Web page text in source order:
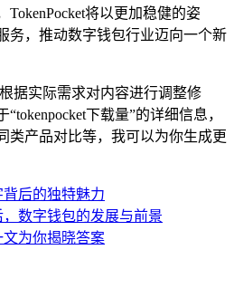
TokenPocket将以更加稳健的姿
务，推动数字钱包行业迈向一个新
据实际需求对内容进行调整修
下载量”的详细信息，
类产品对比等，我可以为你生成更
后的独特魅力
，数字钱包的发展与前景
为你揭晓答案